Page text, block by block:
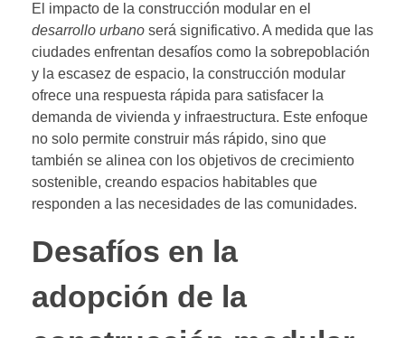
El impacto de la construcción modular en el
desarrollo urbano será significativo. A medida que las
ciudades enfrentan desafíos como la sobrepoblación
y la escasez de espacio, la construcción modular
ofrece una respuesta rápida para satisfacer la
demanda de vivienda y infraestructura. Este enfoque
no solo permite construir más rápido, sino que
también se alinea con los objetivos de crecimiento
sostenible, creando espacios habitables que
responden a las necesidades de las comunidades.
Desafíos en la
adopción de la